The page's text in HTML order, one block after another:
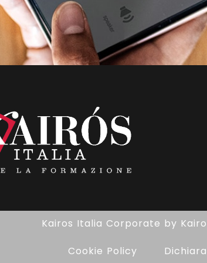
Kairos Italia Corporate by
Cookie Policy